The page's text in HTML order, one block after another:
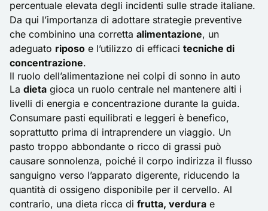
percentuale elevata degli incidenti sulle strade italiane.
Da qui l’importanza di adottare strategie preventive
che combinino una corretta alimentazione, un
adeguato riposo e l’utilizzo di efficaci tecniche di
concentrazione.
Il ruolo dell’alimentazione nei colpi di sonno in auto
La dieta gioca un ruolo centrale nel mantenere alti i
livelli di energia e concentrazione durante la guida.
Consumare pasti equilibrati e leggeri è benefico,
soprattutto prima di intraprendere un viaggio. Un
pasto troppo abbondante o ricco di grassi può
causare sonnolenza, poiché il corpo indirizza il flusso
sanguigno verso l’apparato digerente, riducendo la
quantità di ossigeno disponibile per il cervello. Al
contrario, una dieta ricca di frutta, verdura e